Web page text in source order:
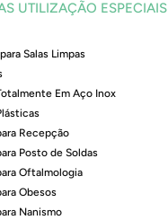
UTILIZAÇÃO ESPECIAIS
Salas Limpas
Em Aço Inox
Recepção
Posto de Soldas
Oftalmologia
Obesos
Nanismo